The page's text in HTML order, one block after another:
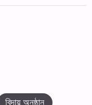
বিদায় অনুষ্ঠান